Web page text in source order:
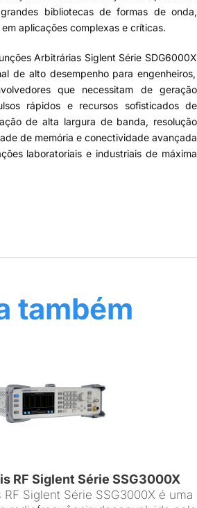
bibliotecas de formas de onda,
aplicações complexas e críticas.
Arbitrárias Siglent Série SDG6000X
de alto desempenho para engenheiros,
que necessitam de geração
rápidos e recursos sofisticados de
de alta largura de banda, resolução
de memória e conectividade avançada
laboratoriais e industriais de máxima
também
RF Siglent Série SSG3000X
Siglent Série SSG3000X é uma